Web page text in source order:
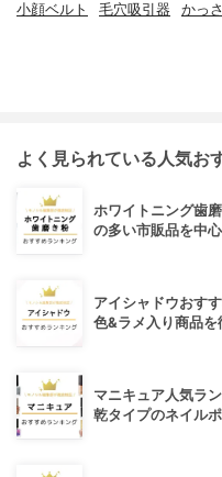
小顔ベルト 毛穴吸引器 かっ
よく見られている人気お
ホワイトニング歯
の多い市販品を中
アイシャドウおす
色&ラメ入り商品を
マニキュア人気ラ
乾タイプのネイル